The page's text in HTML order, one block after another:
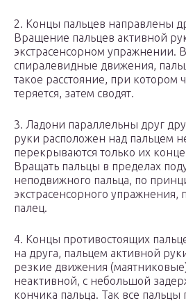
2. Концы пальцев направлены
Вращение пальцев активной
экстрасенсорном упражнении.
спиралевидные движения,
такое расстояние, при котором
теряется, затем сводят.
3. Ладони параллельны друг
руки расположен над пальцем
перекрываются только их
Вращать пальцы в пределах
неподвижного пальца, по
экстрасенсорного упражнения,
палец.
4. Концы противостоящих
на друга, пальцем активной
резкие движения
неактивной, с небольшой
кончика пальца. Так все пальцы